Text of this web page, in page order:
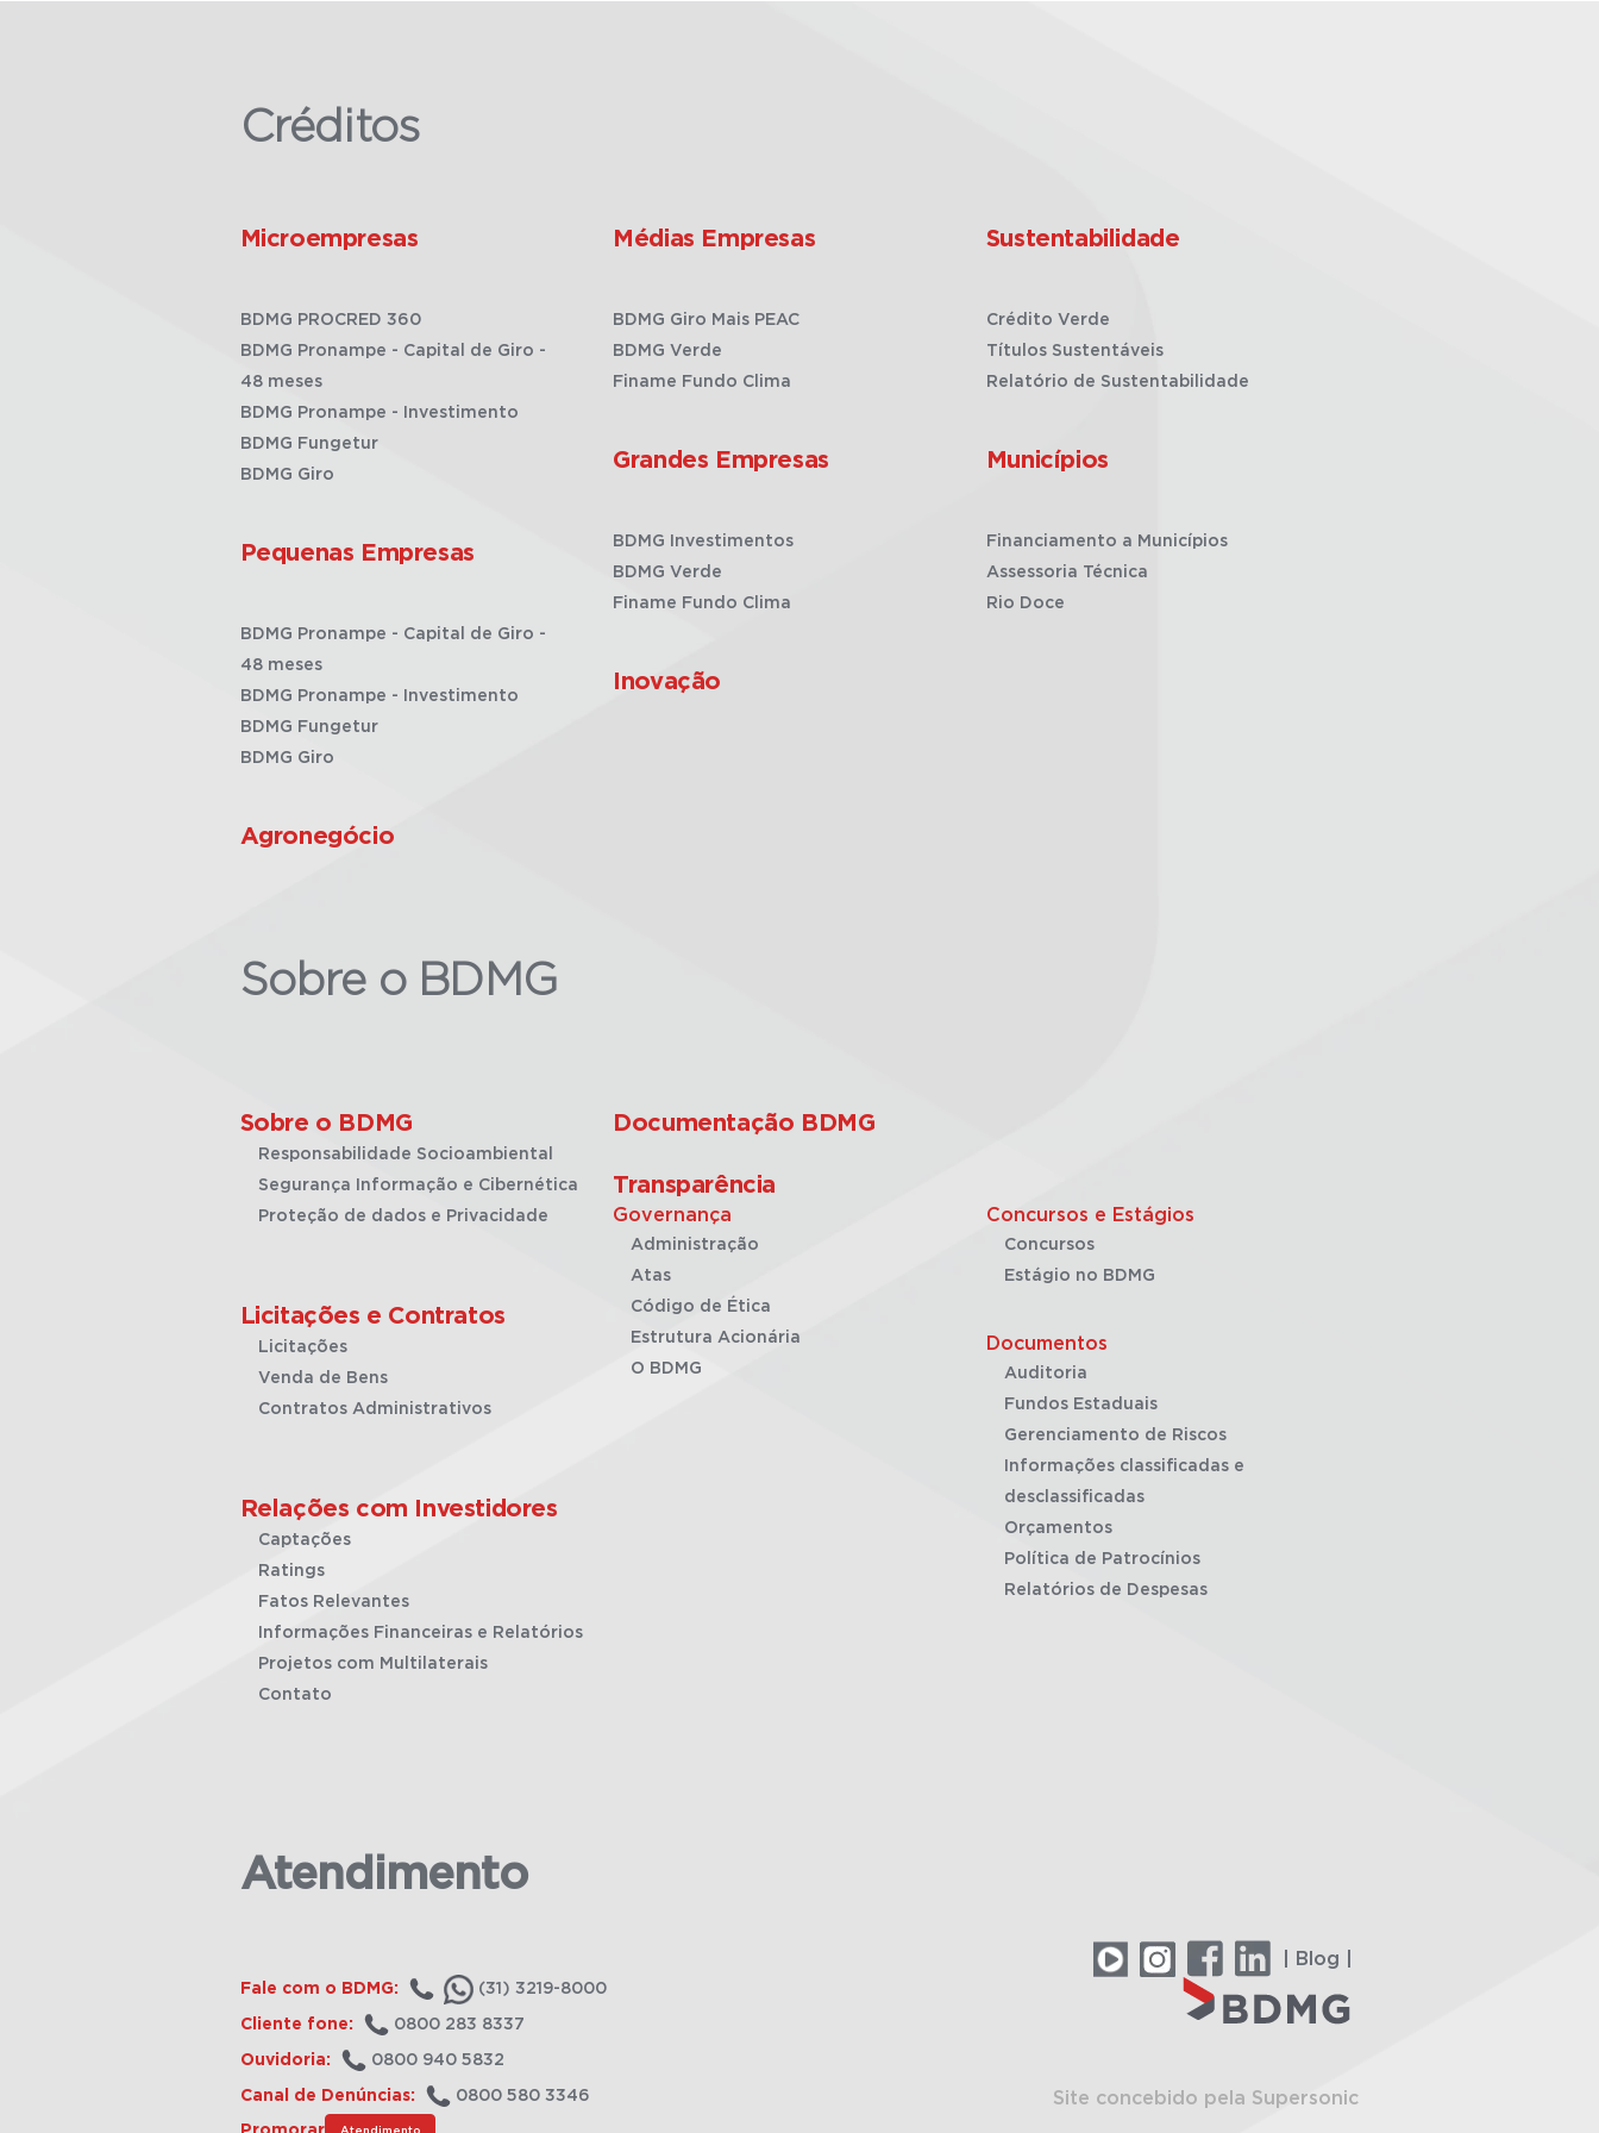
Créditos
Microempresas
BDMG PROCRED 360
BDMG Pronampe - Capital de Giro -
48 meses
BDMG Pronampe - Investimento
BDMG Fungetur
BDMG Giro
Pequenas Empresas
BDMG Pronampe - Capital de Giro -
48 meses
BDMG Pronampe - Investimento
BDMG Fungetur
BDMG Giro
Agronegócio
Médias Empresas
BDMG Giro Mais PEAC
BDMG Verde
Finame Fundo Clima
Grandes Empresas
BDMG Investimentos
BDMG Verde
Finame Fundo Clima
Inovação
Sustentabilidade
Crédito Verde
Títulos Sustentáveis
Relatório de Sustentabilidade
Municípios
Financiamento a Municípios
Assessoria Técnica
Rio Doce
Sobre o BDMG
Sobre o BDMG
Responsabilidade Socioambiental
Segurança Informação e Cibernética
Proteção de dados e Privacidade
Licitações e Contratos
Licitações
Venda de Bens
Contratos Administrativos
Relações com Investidores
Captações
Ratings
Fatos Relevantes
Informações Financeiras e Relatórios
Projetos com Multilaterais
Contato
Documentação BDMG
Transparência
Governança
Administração
Atas
Código de Ética
Estrutura Acionária
O BDMG
Concursos e Estágios
Concursos
Estágio no BDMG
Documentos
Auditoria
Fundos Estaduais
Gerenciamento de Riscos
Informações classificadas e
desclassificadas
Orçamentos
Política de Patrocínios
Relatórios de Despesas
Atendimento
Fale com o BDMG: (31) 3219-8000
Cliente fone: 0800 283 8337
Ouvidoria: 0800 940 5832
Canal de Denúncias: 0800 580 3346
Atendimento
| Blog |
Site concebido pela Supersonic